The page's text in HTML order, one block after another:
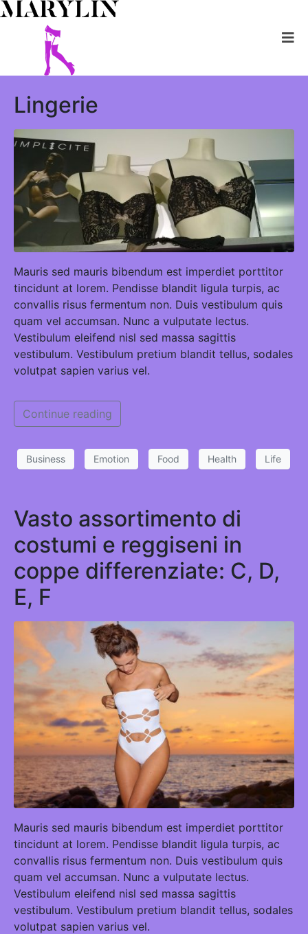
Lingerie
Mauris sed mauris bibendum est imperdiet porttitor
tincidunt at lorem. Pendisse blandit ligula turpis, ac
convallis risus fermentum non. Duis vestibulum quis
quam vel accumsan. Nunc a vulputate lectus.
Vestibulum eleifend nisl sed massa sagittis
vestibulum. Vestibulum pretium blandit tellus, sodales
volutpat sapien varius vel.
Continue reading
Business Emotion Food Health Life
Vasto assortimento di
costumi e reggiseni in
coppe differenziate: C, D,
E, F
Mauris sed mauris bibendum est imperdiet porttitor
tincidunt at lorem. Pendisse blandit ligula turpis, ac
convallis risus fermentum non. Duis vestibulum quis
quam vel accumsan. Nunc a vulputate lectus.
Vestibulum eleifend nisl sed massa sagittis
vestibulum. Vestibulum pretium blandit tellus, sodales
volutpat sapien varius vel.